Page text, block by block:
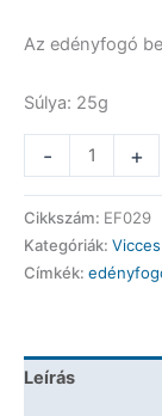
Az edényfogó
Súlya: 25g
-
Edényfogó
-
Olyan
édes
vagy
Vicces
+
Cikkszám: EF029
Kategóriák:
Címkék:
Leírás